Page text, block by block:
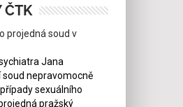
ČTK
projedná soud v
Jana
nepravomocně
sexuálního
pražský